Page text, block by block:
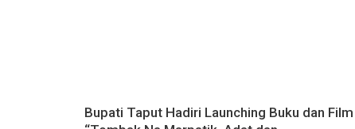
Bupati Taput Hadiri Launching Buku dan Film